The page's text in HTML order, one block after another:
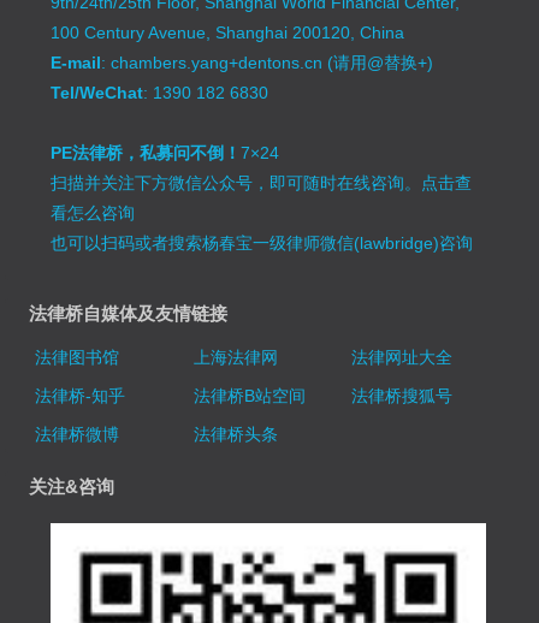
100 Century Avenue, Shanghai 200120, China
E-mail: chambers.yang+dentons.cn (请用@替换+)
Tel/WeChat: 1390 182 6830
PE法律桥，私募问不倒！7×24
扫描并关注下方微信公众号，即可随时在线咨询。 点击查
看怎么咨询
也可以扫码或者搜索杨春宝一级律师微信(lawbridge)咨询
法律桥自媒体及友情链接
法律图书馆 上海法律网
法律网址大全
法律桥-知乎
法律桥B站空间
法律桥搜狐号
法律桥微博
法律桥头条
关注&咨询